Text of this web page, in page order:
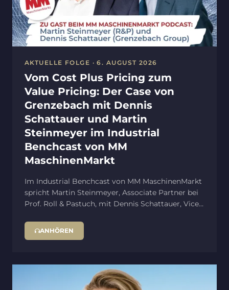
AKTUELLE FOLGE · 6. AUGUST 2026
Vom Cost Plus Pricing zum
Value Pricing: Der Case von
Grenzebach mit Dennis
Schattauer und Martin
Steinmeyer im Industrial
Benchcast von MM
MaschinenMarkt
Im Industrial Benchcast von MM MaschinenMarkt
spricht Martin Steinmeyer, Associate Partner bei
Prof. Roll & Pastuch, mit Dennis Schattauer, Vice
Grenzebach, und MM MaschinenMarkt
Chefredakteur Benedikt Hofmann über die
ANHÖREN